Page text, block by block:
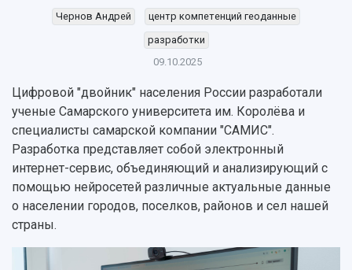
НАЗАД
Об университете
История
Ключевые факты
Руководство
Новости
Главные новости
Бортжурнал
Объявления
События
СМИ об университете
Образование
Почему я выбираю Самарский университет?
Абитуриенту
Бакалавриат и специалитет
Магистратура
Аспирантура
Научно-исследовательская деятельность
Основные научные направления
Научные школы и ведущие научные коллективы
Диссертационные советы
Подготовка научных кадров
Конкурс на замещение должностей научных
Чернов Андрей
центр компетенций геоданные
разработки
09.10.2025
Цифровой "двойник" населения России разработали
ученые Самарского университета им. Королёва и
специалисты самарской компании "САМИС".
Разработка представляет собой электронный
интернет-сервис, объединяющий и анализирующий с
помощью нейросетей различные актуальные данные
о населении городов, поселков, районов и сел нашей
страны.